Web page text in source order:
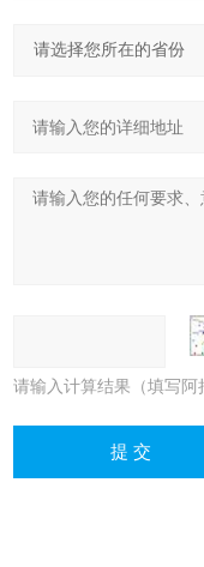
请输入计算结果（填写